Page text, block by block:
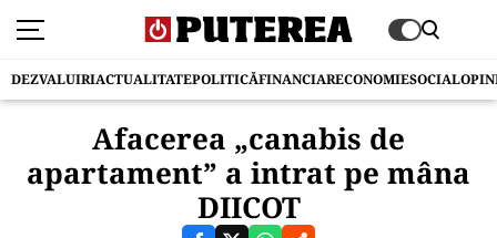
DEZVALUIRIACTUALITATEPOLITICĂFINANCIARECONOMIESOCIAL
Afacerea „canabis de
apartament” a intrat pe mâna
DIICOT